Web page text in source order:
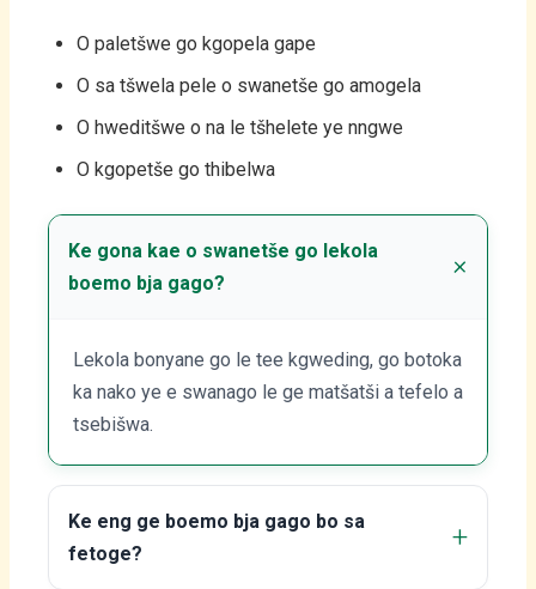
O paletšwe go kgopela gape
O sa tšwela pele o swanetše go amogela
O hweditšwe o na le tšhelete ye nngwe
O kgopetše go thibelwa
Ke gona kae o swanetše go lekola
boemo bja gago?
Lekola bonyane go le tee kgweding, go botoka
ka nako ye e swanago le ge matšatši a tefelo a
tsebišwa.
Ke eng ge boemo bja gago bo sa
fetoge?